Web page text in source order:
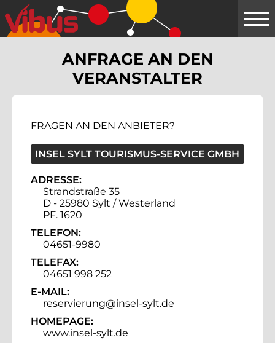
Springe
zum
Hauptinhalt
ANFRAGE AN DEN
VERANSTALTER
FRAGEN AN DEN ANBIETER?
INSEL SYLT TOURISMUS-SERVICE GMBH
ADRESSE:
Strandstraße 35
D - 25980 Sylt / Westerland
PF. 1620
TELEFON:
04651-9980
TELEFAX:
04651 998 252
E-MAIL:
reservierung@insel-sylt.de
HOMEPAGE:
www.insel-sylt.de